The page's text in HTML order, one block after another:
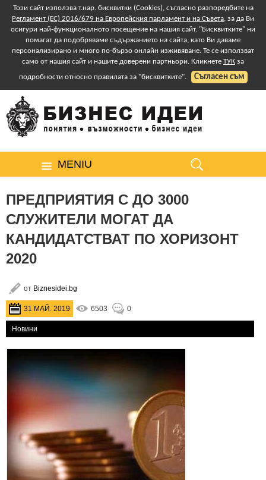
Този сайт използва т.нар. бисквитки (Cookies), съгласно разпоредбите на
Регламент (ЕС) 2016/679 на Европейския парламент и на Съвета, за да Ви
осигури най-функционалното посещение на нашия сайт. "Бисквитките" ни
помагат да подобряваме съдържанието на сайта, като Ви даваме
персонализирано и много по-бързо онлайн изживяване. Те се използват
само от нашия сайт и нашите доверени партньори. Кликнете ТУК за
подробности относно правилата за "бисквитките".
Съгласен съм
MENIU
ПРЕДПРИЯТИЯ С ДО 3000
СЛУЖИТЕЛИ МОГАТ ДА
КАНДИДАТСТВАТ ПО ХОРИЗОНТ
2020
от Biznesidei.bg
6503 0
31 МАЙ. 2019
Новини